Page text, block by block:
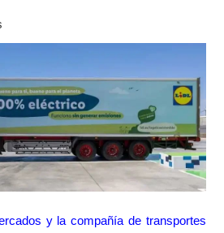
y la compañía de transportes